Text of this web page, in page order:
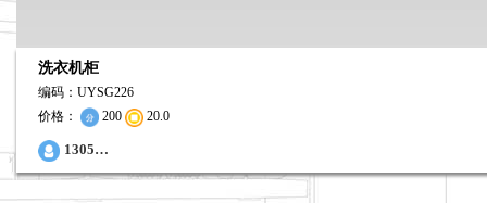
洗衣机柜
编码：UYSG226
价格：
200 20.0
1305…